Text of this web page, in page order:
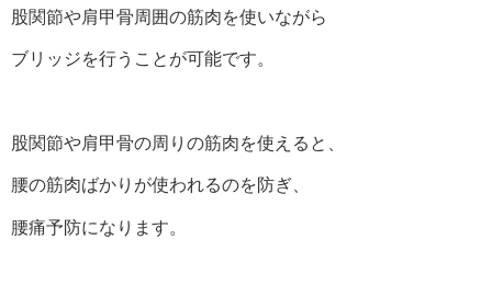
股関節や肩甲骨周囲の筋肉を使いながら
ブリッジを行うことが可能です。
股関節や肩甲骨の周りの筋肉を使えると、
腰の筋肉ばかりが使われるのを防ぎ、
腰痛予防になります。